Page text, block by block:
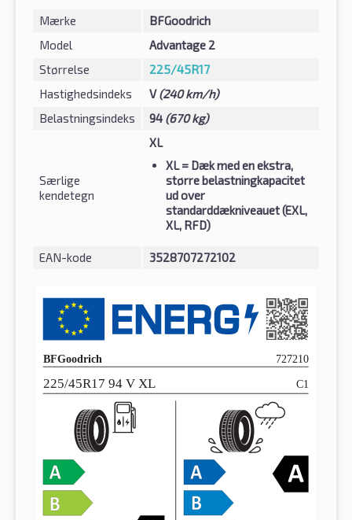
Mærke
BFGoodrich
Model
Advantage 2
Størrelse
225/45R17
Hastighedsindeks
V(240 km/h)
Belastningsindeks
94 (670 kg)
Særlige
kendetegn
XL
XL= Dæk med en ekstra,
større belastningkapacitet
ud over
standarddækniveauet (EXL,
XL, RFD)
EAN-kode 3528707272102